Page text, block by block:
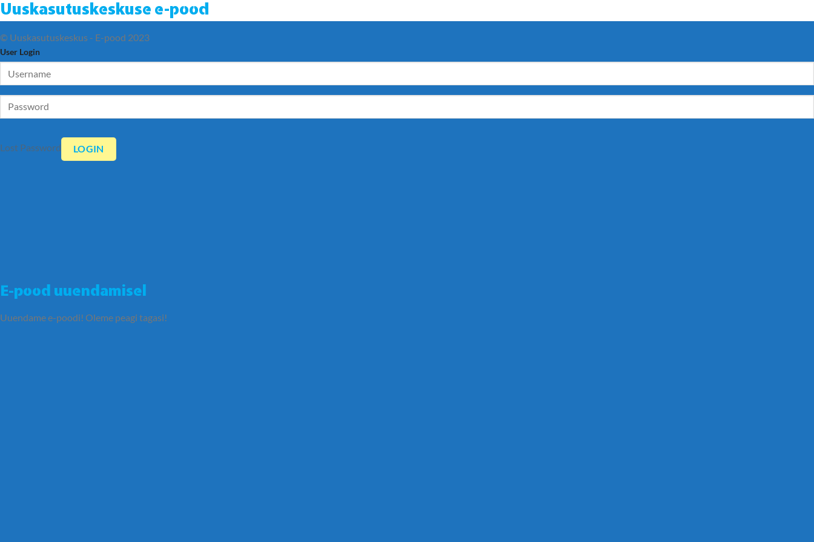
Uuskasutuskeskuse e-pood
E-pood uuendamisel
Uuendame e-poodi! Oleme peagi tagasi!
© Uuskasutuskeskus - E-pood 2023
User Login
Lost Password